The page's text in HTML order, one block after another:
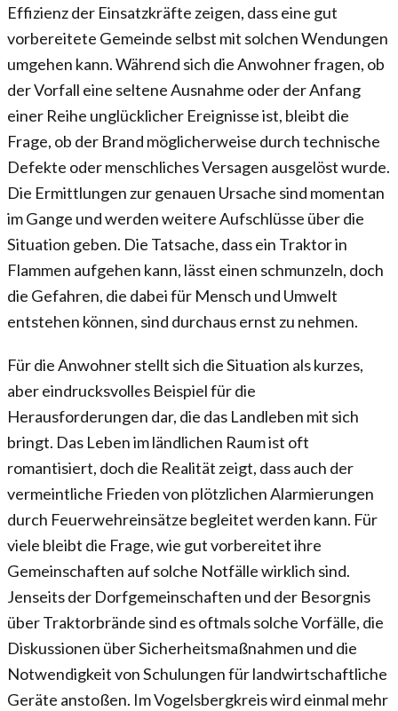
Effizienz der Einsatzkräfte zeigen, dass eine gut
vorbereitete Gemeinde selbst mit solchen Wendungen
umgehen kann. Während sich die Anwohner fragen, ob
der Vorfall eine seltene Ausnahme oder der Anfang
einer Reihe unglücklicher Ereignisse ist, bleibt die
Frage, ob der Brand möglicherweise durch technische
Defekte oder menschliches Versagen ausgelöst wurde.
Die Ermittlungen zur genauen Ursache sind momentan
im Gange und werden weitere Aufschlüsse über die
Situation geben. Die Tatsache, dass ein Traktor in
Flammen aufgehen kann, lässt einen schmunzeln, doch
die Gefahren, die dabei für Mensch und Umwelt
entstehen können, sind durchaus ernst zu nehmen.
Für die Anwohner stellt sich die Situation als kurzes,
aber eindrucksvolles Beispiel für die
Herausforderungen dar, die das Landleben mit sich
bringt. Das Leben im ländlichen Raum ist oft
romantisiert, doch die Realität zeigt, dass auch der
vermeintliche Frieden von plötzlichen Alarmierungen
durch Feuerwehreinsätze begleitet werden kann. Für
viele bleibt die Frage, wie gut vorbereitet ihre
Gemeinschaften auf solche Notfälle wirklich sind.
Jenseits der Dorfgemeinschaften und der Besorgnis
über Traktorbrände sind es oftmals solche Vorfälle, die
Diskussionen über Sicherheitsmaßnahmen und die
Notwendigkeit von Schulungen für landwirtschaftliche
Geräte anstoßen. Im Vogelsbergkreis wird einmal mehr